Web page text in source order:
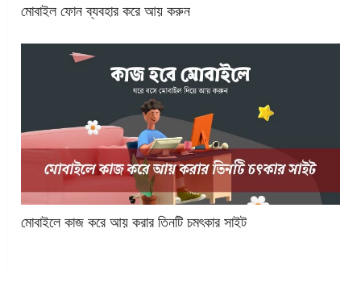
মোবাইল ফোন ব্যবহার করে আয় করুন
মোবাইলে কাজ করে আয় করার তিনটি চমৎকার সাইট